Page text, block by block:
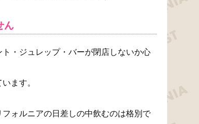
ん
・ジュレップ・バーが閉店しないか心
ます。
ォルニアの日差しの中飲むのは格別で